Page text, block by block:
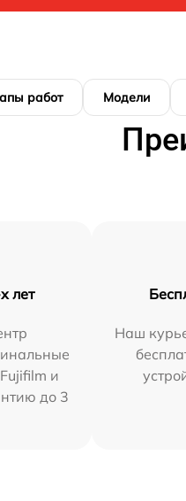
работ Модели
лет
и
до 3
Наш